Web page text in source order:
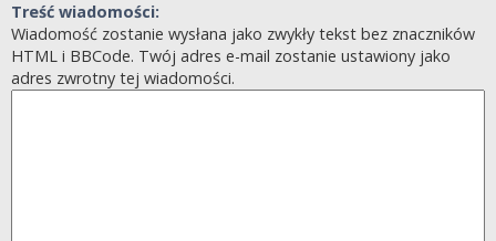
Treść wiadomości:
Wiadomość zostanie wysłana jako zwykły tekst bez znaczników
HTML i BBCode. Twój adres e-mail zostanie ustawiony jako
adres zwrotny tej wiadomości.